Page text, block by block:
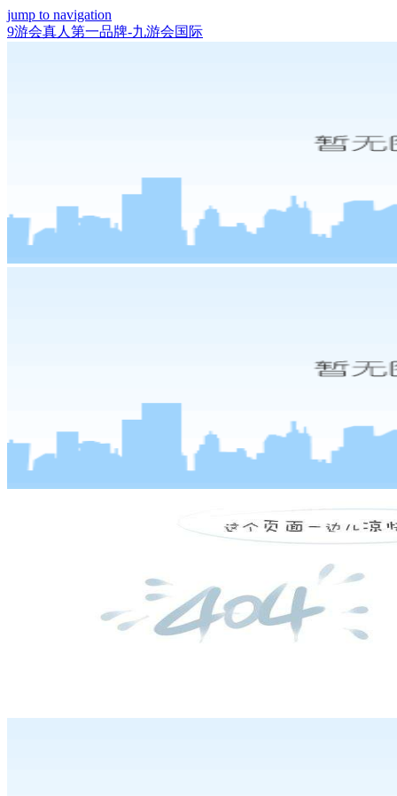
jump to navigation
9游会真人第一品牌-九游会国际